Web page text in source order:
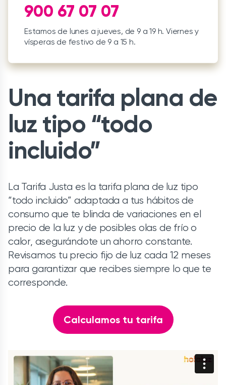
900 67 07 07
Estamos de lunes a jueves, de 9 a 19 h. Viernes y
vísperas de festivo de 9 a 15 h.
Una tarifa plana de
luz tipo “todo
incluido”
La Tarifa Justa es la tarifa plana de luz tipo
“todo incluido” adaptada a tus hábitos de
consumo que te blinda de variaciones en el
precio de la luz y de posibles olas de frío o
calor, asegurándote un ahorro constante.
Revisamos tu precio fijo de luz cada 12 meses
para garantizar que recibes siempre lo que te
corresponde.
Calculamos tu tarifa